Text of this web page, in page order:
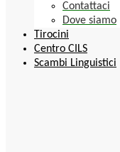
Contattaci
Dove siamo
Tirocini
Centro CILS
Scambi Linguistici